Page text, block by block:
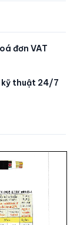
đơn VAT
kỹ thuật 24/7